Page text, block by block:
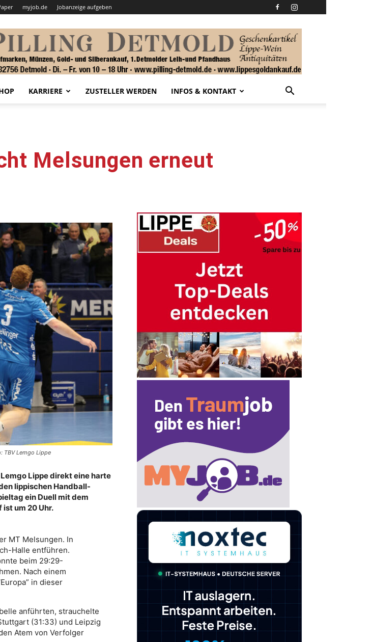
myjob.de Jobanzeige aufgeben
KARRIERE ZUSTELLER WERDEN INFOS & KONTAKT
Melsungen erneut
TBV Lemgo Lippe
Lippe direkt eine harte
lippischen Handball-
ein Duell mit dem
um 20 Uhr.
MT Melsungen. In
Halle entführen.
beim 29:29-
Nach einem
in dieser
anführten, strauchelte
(31:33) und Leipzig
Atem von Verfolger